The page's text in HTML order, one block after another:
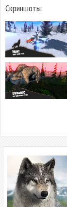
Скриншоты: